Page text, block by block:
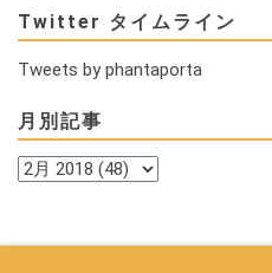
Twitter タイムライン
Tweets by phantaporta
月別記事